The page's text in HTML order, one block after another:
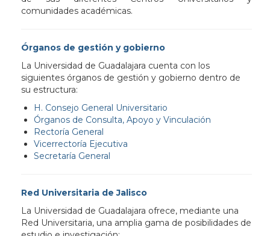
comunidades académicas.
Órganos de gestión y gobierno
La Universidad de Guadalajara cuenta con los
siguientes órganos de gestión y gobierno dentro de
su estructura:
H. Consejo General Universitario
Órganos de Consulta, Apoyo y Vinculación
Rectoría General
Vicerrectoría Ejecutiva
Secretaría General
Red Universitaria de Jalisco
La Universidad de Guadalajara ofrece, mediante una
Red Universitaria, una amplia gama de posibilidades de